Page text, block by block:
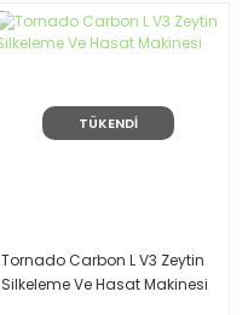
TÜKENDİ
Tornado Carbon L V3 Zeytin
Silkeleme Ve Hasat Makinesi